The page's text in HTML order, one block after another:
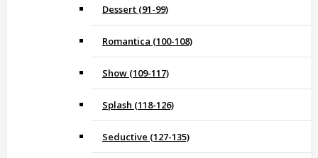
Dessert (91-99)
Romantica (100-108)
Show (109-117)
Splash (118-126)
Seductive (127-135)